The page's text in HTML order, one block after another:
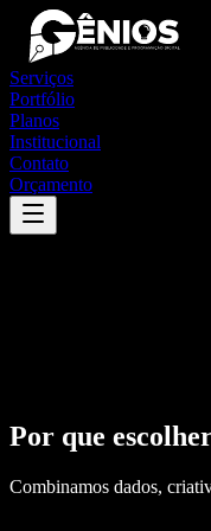
Serviços
Portfólio
Planos
Institucional
Contato
Orçamento
Por que
Combinamos dados,